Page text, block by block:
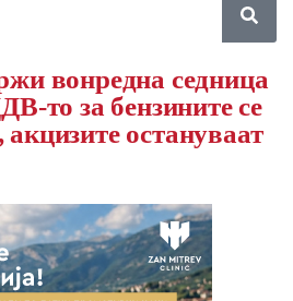
вонредна седница
то за бензините се
остануваат